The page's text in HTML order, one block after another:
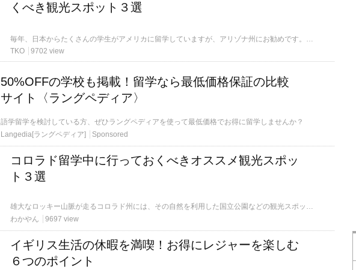
くべき観光スポット３選
毎年、日本からたくさんの学生がアメリカに留学していますが、アリゾナ州にお勧めです。1年中気温は高く乾燥した気候なので、とても過ごしやすいです。蒸し暑い日本の天気とは間逆です。そんなアリゾナ州は国立公園や有名な観光スポットが数多くあります。日本人にもグランドキャニオンはとても有名ですが、今回はグランドキャニオン以外で、アリゾナ州に留学する際に行くべき絶景の観光スポット3つを紹介していきます。
TKO
9702 view
50%OFFの学校も掲載！留学なら最低価格保証の比較
サイト〈ラングペディア〉
語学留学を検討している方、ぜひラングペディアを使って最低価格でお得に留学しませんか？
Langedia[ラングペディア]
Sponsored
コロラド留学中に行っておくべきオススメ観光スポッ
ト３選
雄大なロッキー山脈が走るコロラド州には、その自然を利用した国立公園などの観光スポットがたくさんあります。しかし、コロラドは観光地として有名な都市ではないので、旅行のためにわざわざコロラドに行こうと思う人は少ないはずです。コロラド大学ボルダー校に留学していた私が実際に留学中に行った、コロラドのオススメ観光スポットを3つご紹介します。
わかやん
9697 view
イギリス生活の休暇を満喫！お得にレジャーを楽しむ
６つのポイント